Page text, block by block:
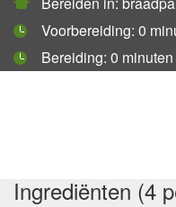
Voorbereiding: 0
Bereiding: 0 minuten
Ingrediënten (4